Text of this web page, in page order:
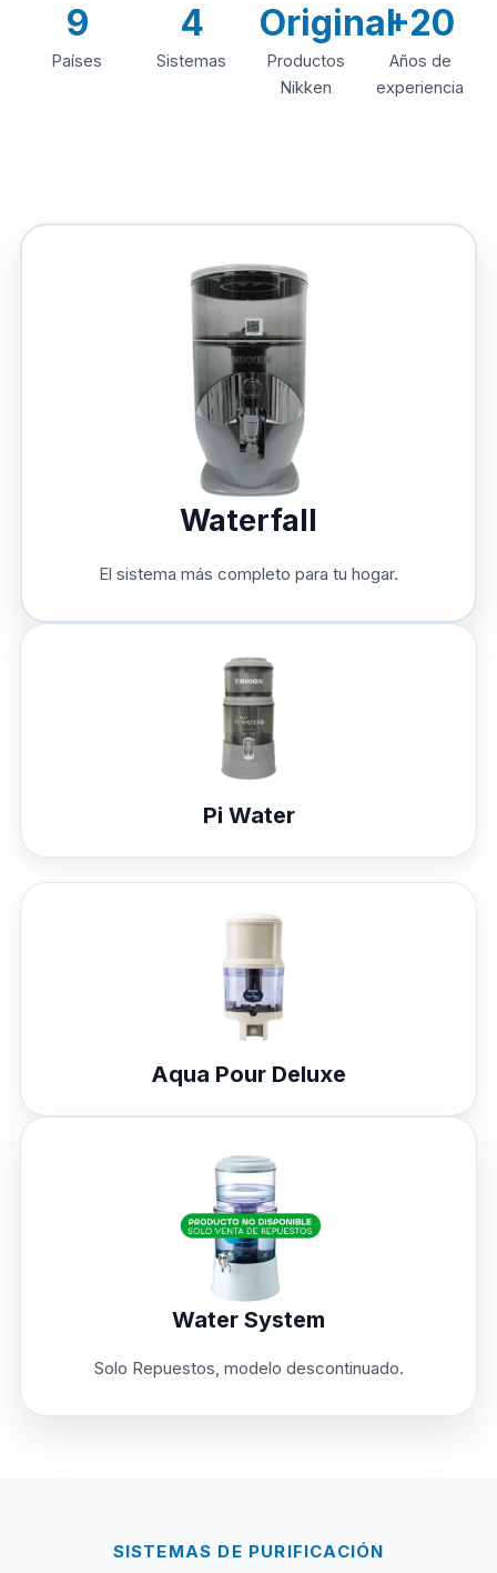
9
Países
4
Sistemas
Original
Productos
Nikken
+20
Años de
experiencia
Waterfall
El sistema más completo para tu hogar.
Pi Water
Aqua Pour Deluxe
Water System
Solo Repuestos, modelo descontinuado.
SISTEMAS DE PURIFICACIÓN